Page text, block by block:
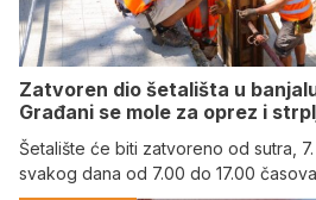
Zatvoren dio šetališta u
Građani se mole za oprez i
Šetalište će biti zatvoreno od sutra,
svakog dana od 7.00 do 17.00